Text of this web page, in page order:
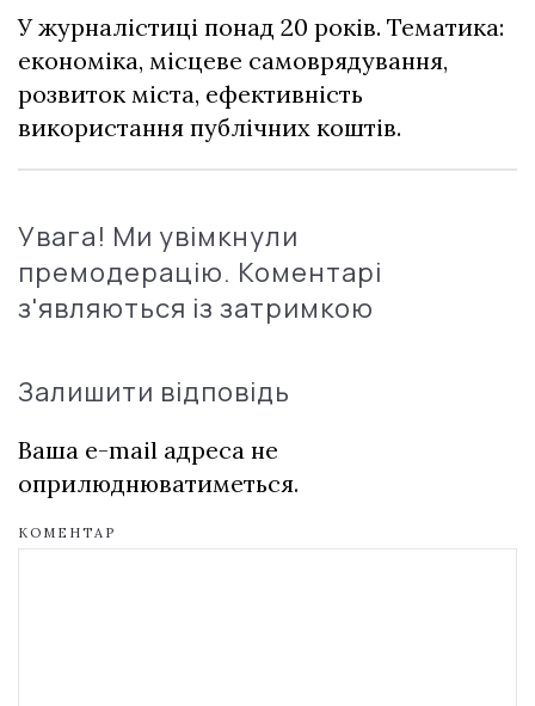
У журналістиці понад 20 років. Тематика:
економіка, місцеве самоврядування,
розвиток міста, ефективність
використання публічних коштів.
Увага! Ми увімкнули
премодерацію. Коментарі
з'являються із затримкою
Залишити відповідь
Ваша e-mail адреса не
оприлюднюватиметься.
КОМЕНТАР